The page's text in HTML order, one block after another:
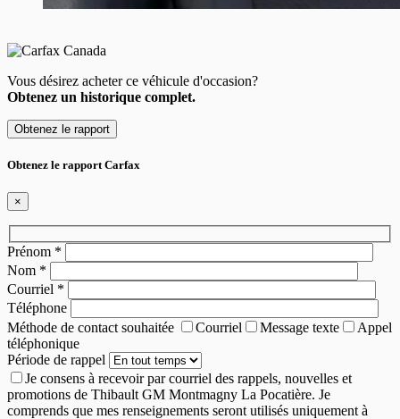
Vous désirez acheter ce véhicule d'occasion?
Obtenez un historique complet.
Obtenez le rapport
Obtenez le rapport Carfax
×
Prénom *
Nom *
Courriel *
Téléphone
Méthode de contact souhaitée
Courriel Message texte
Appel
téléphonique
Période de rappel
Je consens à recevoir par courriel des rappels, nouvelles et
promotions de Thibault GM Montmagny La Pocatière. Je
comprends que mes renseignements seront utilisés uniquement à